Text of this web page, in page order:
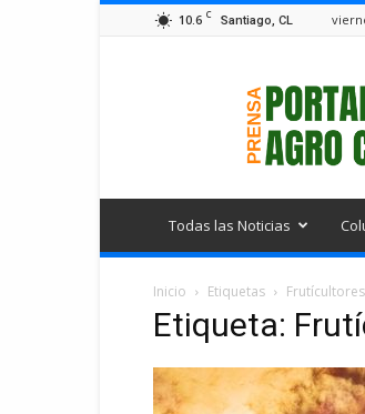
10.6 C Santiago, CL
Todas las Noticias
Inicio Etiquetas Frutícultores
Etiqueta: